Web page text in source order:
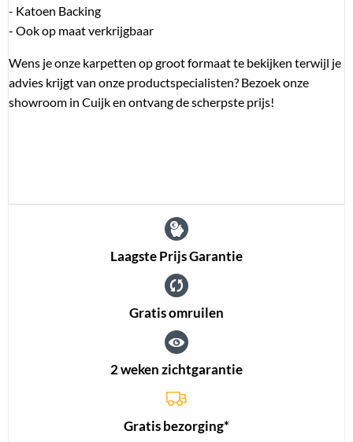
- Katoen Backing
- Ook op maat verkrijgbaar
Wens je onze karpetten op groot formaat te bekijken terwijl je
advies krijgt van onze productspecialisten? Bezoek onze
showroom in Cuijk en ontvang de scherpste prijs!
Laagste Prijs Garantie
Gratis omruilen
2 weken zichtgarantie
Gratis bezorging*